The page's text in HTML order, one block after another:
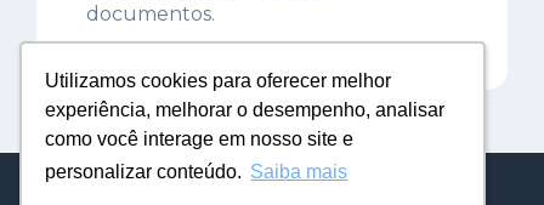
Utilizamos cookies para oferecer melhor
experiência, melhorar o desempenho, analisar
como você interage em nosso site e
personalizar conteúdo. Saiba mais
Utilizamos cookies para oferecer melhor
experiência, melhorar o desempenho, analisar
como você interage em nosso site e
personalizar conteúdo. Saiba mais
documentos.